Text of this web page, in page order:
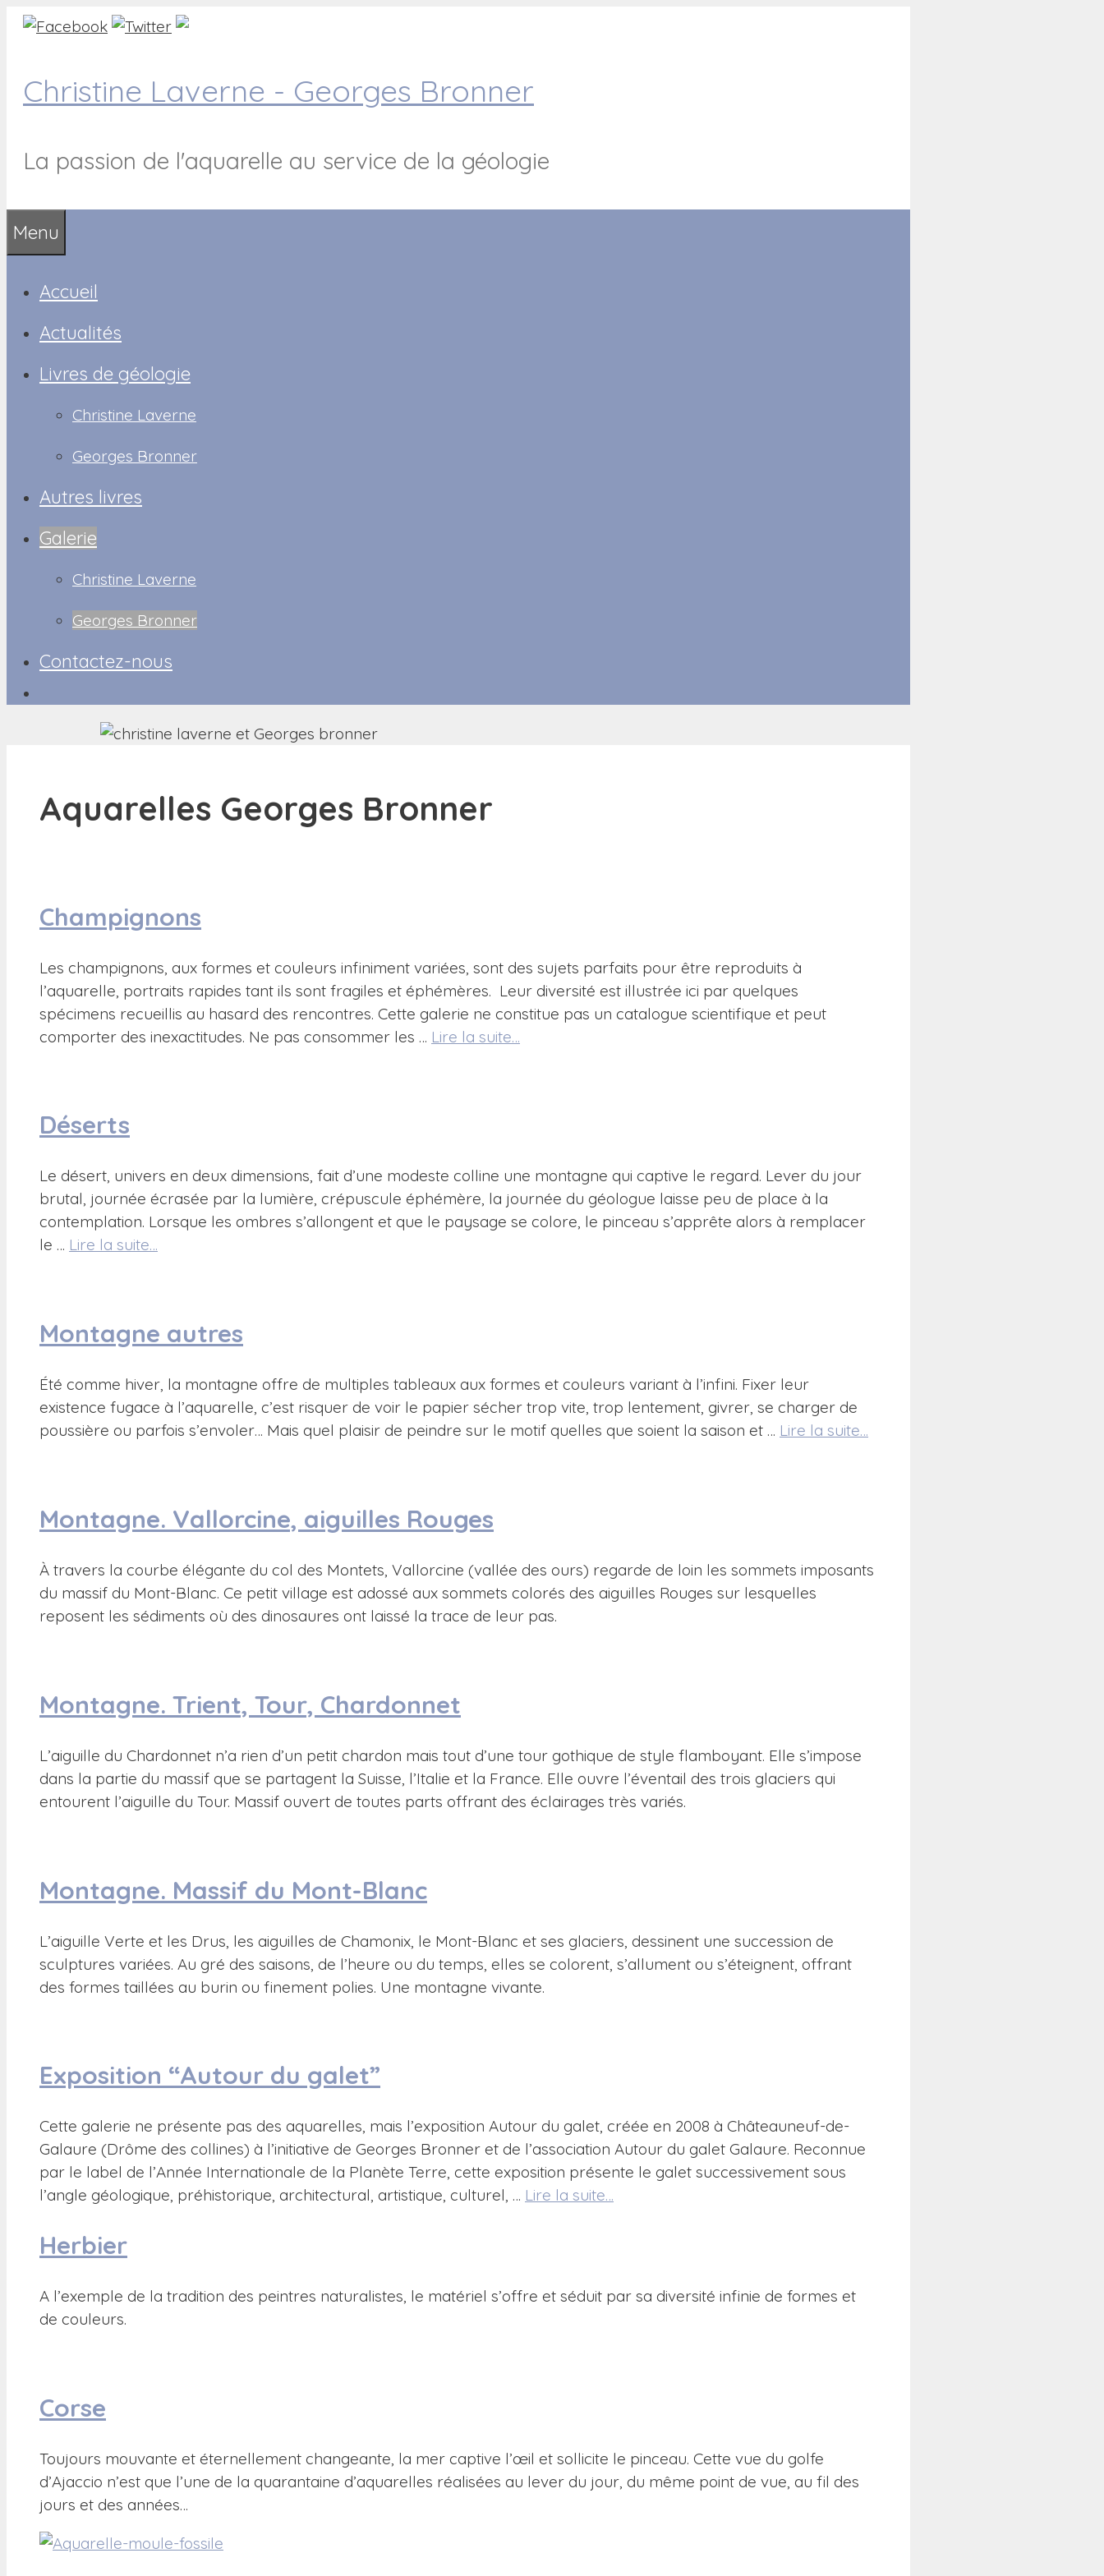
Aller
Christine Laverne - Georges Bronner
La passion de l'aquarelle au service de la géologie
Menu
Accueil
Actualités
Livres de géologie
Christine Laverne
Georges Bronner
Autres livres
Galerie
Christine Laverne
Georges Bronner
Contactez-nous
Aquarelles Georges Bronner
Champignons
Les champignons, aux formes et couleurs infiniment variées, sont des sujets parfaits pour être reproduits à
l’aquarelle, portraits rapides tant ils sont fragiles et éphémères. Leur diversité est illustrée ici par quelques
spécimens recueillis au hasard des rencontres. Cette galerie ne constitue pas un catalogue scientifique et peut
comporter des inexactitudes. Ne pas consommer les … Lire la suite…
Déserts
Le désert, univers en deux dimensions, fait d’une modeste colline une montagne qui captive le regard. Lever du jour
brutal, journée écrasée par la lumière, crépuscule éphémère, la journée du géologue laisse peu de place à la
contemplation. Lorsque les ombres s’allongent et que le paysage se colore, le pinceau s’apprête alors à remplacer
le … Lire la suite…
Montagne autres
Été comme hiver, la montagne offre de multiples tableaux aux formes et couleurs variant à l’infini. Fixer leur
existence fugace à l’aquarelle, c’est risquer de voir le papier sécher trop vite, trop lentement, givrer, se charger de
poussière ou parfois s’envoler… Mais quel plaisir de peindre sur le motif quelles que soient la saison et … Lire la suite…
Montagne. Vallorcine, aiguilles Rouges
À travers la courbe élégante du col des Montets, Vallorcine (vallée des ours) regarde de loin les sommets imposants
du massif du Mont-Blanc. Ce petit village est adossé aux sommets colorés des aiguilles Rouges sur lesquelles
reposent les sédiments où des dinosaures ont laissé la trace de leur pas.
Montagne. Trient, Tour, Chardonnet
L’aiguille du Chardonnet n’a rien d’un petit chardon mais tout d’une tour gothique de style flamboyant. Elle s’impose
dans la partie du massif que se partagent la Suisse, l’Italie et la France. Elle ouvre l’éventail des trois glaciers qui
entourent l’aiguille du Tour. Massif ouvert de toutes parts offrant des éclairages très variés.
Montagne. Massif du Mont-Blanc
L’aiguille Verte et les Drus, les aiguilles de Chamonix, le Mont-Blanc et ses glaciers, dessinent une succession de
sculptures variées. Au gré des saisons, de l’heure ou du temps, elles se colorent, s’allument ou s’éteignent, offrant
des formes taillées au burin ou finement polies. Une montagne vivante.
Exposition “Autour du galet”
Cette galerie ne présente pas des aquarelles, mais l’exposition Autour du galet, créée en 2008 à Châteauneuf-de-
Galaure (Drôme des collines) à l’initiative de Georges Bronner et de l’association Autour du galet Galaure. Reconnue
par le label de l’Année Internationale de la Planète Terre, cette exposition présente le galet successivement sous
l’angle géologique, préhistorique, architectural, artistique, culturel, … Lire la suite…
Herbier
A l’exemple de la tradition des peintres naturalistes, le matériel s’offre et séduit par sa diversité infinie de formes et
de couleurs.
Corse
Toujours mouvante et éternellement changeante, la mer captive l’œil et sollicite le pinceau. Cette vue du golfe
d’Ajaccio n’est que l’une de la quarantaine d’aquarelles réalisées au lever du jour, du même point de vue, au fil des
jours et des années…